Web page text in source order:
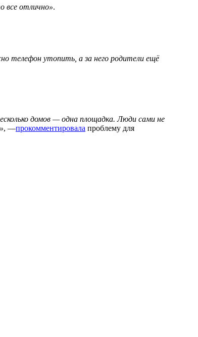
все отлично».
телефон утопить, а за него родители ещё
домов — одна площадка. Люди сами не
, —прокомментировала проблему для